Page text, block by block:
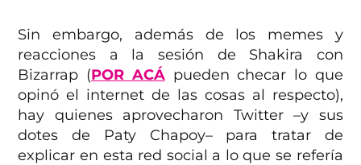
Sin embargo, además de los memes y
reacciones a la sesión de Shakira con
Bizarrap (POR ACÁpueden checar lo que
opinó el internet de las cosas al respecto),
hay quienes aprovecharon Twitter –y sus
dotes de Paty Chapoy– para tratar de
explicar en esta red social a lo que se refería